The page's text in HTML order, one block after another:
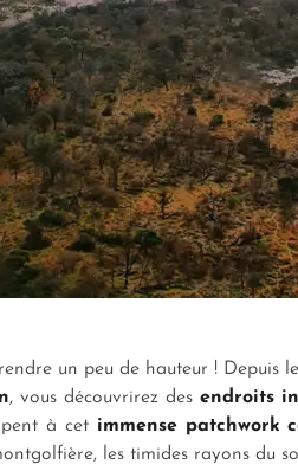
un peu de hauteur ! Depuis
, vous découvrirez des endroits
à cet immense patchwork
les timides rayons